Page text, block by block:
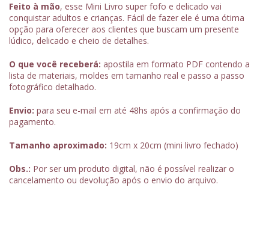
Feito à mão, esse Mini Livro super fofo e delicado vai
conquistar adultos e crianças. Fácil de fazer ele é uma ótima
opção para oferecer aos clientes que buscam um presente
lúdico, delicado e cheio de detalhes.
O que você receberá: apostila em formato PDF contendo a
lista de materiais, moldes em tamanho real e passo a passo
fotográfico detalhado.
Envio: para seu e-mail em até 48hs após a confirmação do
pagamento.
Tamanho aproximado: 19cm x 20cm (mini livro fechado)
Obs.: Por ser um produto digital, não é possível realizar o
cancelamento ou devolução após o envio do arquivo.